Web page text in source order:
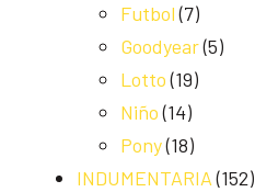
Futbol (7)
Goodyear(5)
Lotto (19)
Niño (14)
Pony(18)
INDUMENTARIA (152)